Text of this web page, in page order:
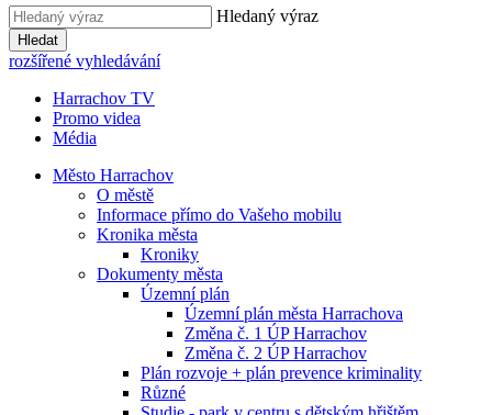
Hledaný výraz
Hledat
rozšířené vyhledávání
Harrachov TV
Promo videa
Média
Město Harrachov
O městě
Informace přímo do Vašeho mobilu
Kronika města
Kroniky
Dokumenty města
Územní plán
Územní plán města Harrachova
Změna č. 1 ÚP Harrachov
Změna č. 2 ÚP Harrachov
Plán rozvoje + plán prevence kriminality
Různé